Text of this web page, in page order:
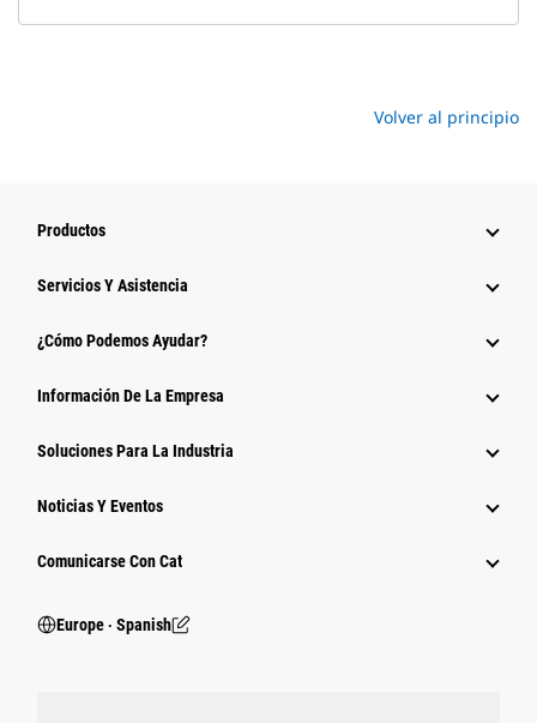
Volver al principio
Productos
Servicios Y Asistencia
¿Cómo Podemos Ayudar?
Información De La Empresa
Soluciones Para La Industria
Noticias Y Eventos
Comunicarse Con Cat
Europe ‧ Spanish